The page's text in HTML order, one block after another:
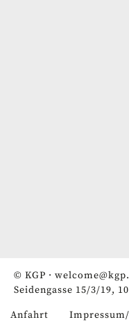
© KGP ·
Seidengasse 15/3/19,
Anfahrt